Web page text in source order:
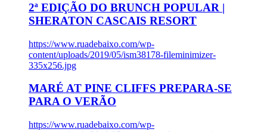
2ª EDIÇÃO DO BRUNCH POPULAR |
SHERATON CASCAIS RESORT
https://www.ruadebaixo.com/wp-
content/uploads/2019/05/ism38178-fileminimizer-
335x256.jpg
MARÉ AT PINE CLIFFS PREPARA-SE
PARA O VERÃO
https://www.ruadebaixo.com/wp-